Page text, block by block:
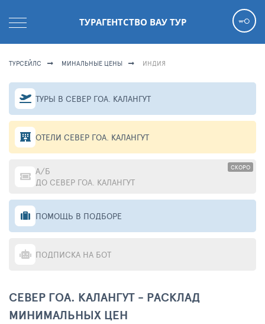
ТУРАГЕНТСТВО ВАУ ТУР
ТУРСЕЙЛС МИНАЛЬНЫЕ ЦЕНЫ ИНДИЯ
ТУРЫ В СЕВЕР ГОА. КАЛАНГУТ
ОТЕЛИ СЕВЕР ГОА. КАЛАНГУТ
СКОРО
А/Б
ДО СЕВЕР ГОА. КАЛАНГУТ
ПОМОЩЬ В ПОДБОРЕ
ПОДПИСКА НА БОТ
СЕВЕР ГОА. КАЛАНГУТ - РАСКЛАД
МИНИМАЛЬНЫХ ЦЕН